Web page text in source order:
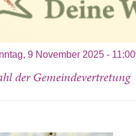
9 November 2025 -
der Gemeindevertretung